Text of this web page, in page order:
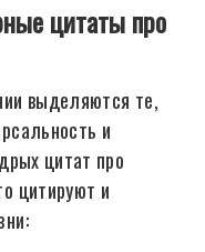
цитаты про
выделяются те,
и
цитат про
цитируют и